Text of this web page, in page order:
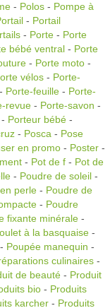
- Polos - Pompe à
- Portail
- Porte - Porte
bébé ventral - Porte
- Porte moto -
vélos - Porte-
- Porte-feuille - Porte-
revue - Porte-savon -
- Porteur bébé -
- Posca - Pose
en promo - Poster -
- Pot de f - Pot de
- Poudre de soleil -
perle - Poudre de
- Poudre
fixante minérale -
à la basquaise -
- Poupée manequin -
culinaires -
de beauté - Produit
bio - Produits
karcher - Produits